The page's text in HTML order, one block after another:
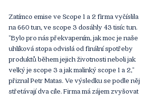
Zatímco emise ve Scope 1 a 2 firma vyčíslila
na 660 tun, ve scope 3 dosáhly 43 tisíc tun.
"Bylo pro nás překvapením, jak moc je naše
uhlíková stopa odvislá od finální spotřeby
produktů během jejich životnosti neboli jak
velký je scope 3 a jak malinký scope 1 a 2,"
přiznal Petr Matas. Ve výsledku se podle něj
střetávají dva cíle. Firma má zájem zvyšovat